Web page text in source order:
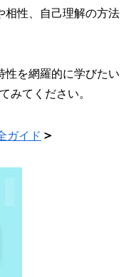
相性、自己理解の方法
性を網羅的に学びたい
みてください。
ガイド ＞